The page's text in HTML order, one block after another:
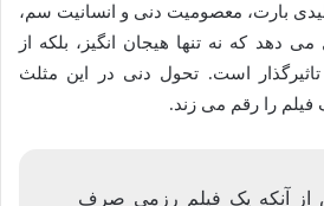
بارت، معصومیت دنی و انسانیت سم،
که نه تنها هیجان انگیز، بلکه از
است. تحول دنی در این مثلث
فیلم را رقم می زند.
از آنکه یک فیلم رزمی صرف